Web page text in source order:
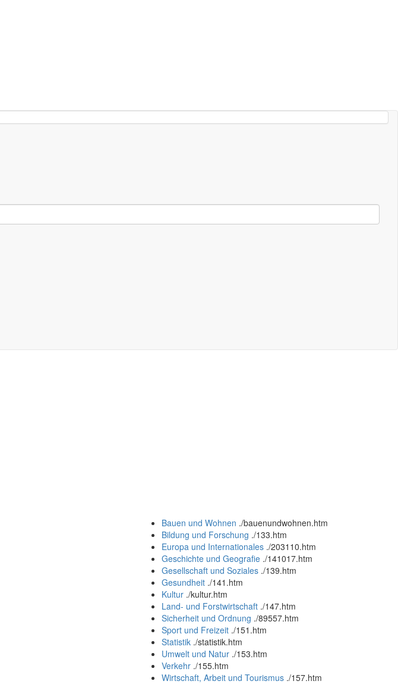
Bauen und Wohnen ./bauenundwohnen.htm
Bildung und Forschung ./133.htm
Europa und Internationales ./203110.htm
Geschichte und Geografie ./141017.htm
Gesellschaft und Soziales ./139.htm
Gesundheit ./141.htm
Kultur ./kultur.htm
Land- und Forstwirtschaft ./147.htm
Sicherheit und Ordnung ./89557.htm
Sport und Freizeit ./151.htm
Statistik ./statistik.htm
Umwelt und Natur ./153.htm
Verkehr ./155.htm
Wirtschaft, Arbeit und Tourismus ./157.htm